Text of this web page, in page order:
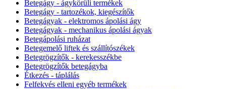
Betegágy - ágykörüli termékek
Betegágy - tartozékok, kiegészítők
Betegágyak - elektromos ápolási ágy
Betegágyak - mechanikus ápolási ágyak
Betegápolási ruházat
Betegemelő liftek és szállítószékek
Betegrögzítők - kerekesszékbe
Betegrögzítők betegágyba
Étkezés - táplálás
Felfekvés elleni egyéb termékek